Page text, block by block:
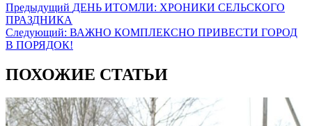
Предыдущий ДЕНЬ ИТОМЛИ: ХРОНИКИ СЕЛЬСКОГО
ПРАЗДНИКА
Следующий: ВАЖНО КОМПЛЕКСНО ПРИВЕСТИ ГОРОД
В ПОРЯДОК!
ПОХОЖИЕ СТАТЬИ